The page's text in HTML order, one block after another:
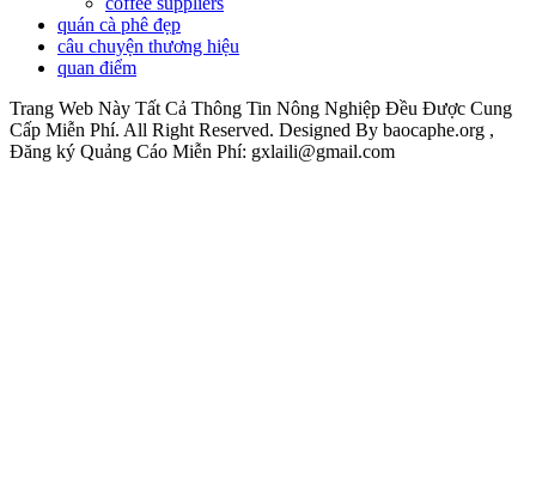
quán cà phê đẹp
câu chuyện thương hiệu
quan điểm
Trang Web Này Tất Cả Thông Tin Nông Nghiệp Đều Được Cung
Cấp Miễn Phí. All Right Reserved. Designed By baocaphe.org ,
Đăng ký Quảng Cáo Miễn Phí: gxlaili@gmail.com